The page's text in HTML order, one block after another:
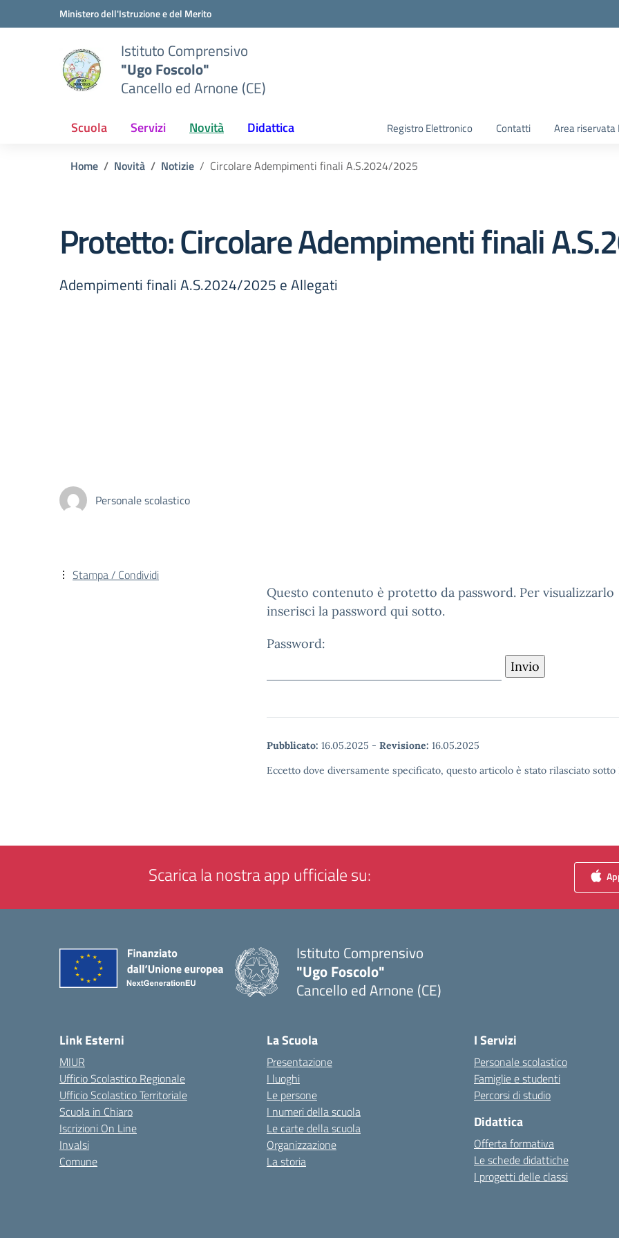
Vai ai contenuti
Vai al menu di navigazioneMinistero dell'Istruzione e del Merito
Istituto Comprensivo
"Ugo Foscolo"
Cancello ed Arnone (CE)
Scuola Servizi Novità Didattica Registro Elettronico Contatti Area riservata
Home Novità Notizie Circolare Adempimenti finali A.S.2024/2025
Protetto: Circolare Adempimenti finali
Adempimenti finali A.S.2024/2025 e Allegati
Personale scolastico
Questo contenuto è protetto da password. Per visualizzarlo
inserisci la password qui sotto.
Password:
Pubblicato: 16.05.2025 - Revisione: 16.05.2025
Eccetto dove diversamente specificato, questo articolo è stato rilasciato
Stampa / Condividi
Scarica la nostra app ufficiale su:
Istituto Comprensivo
"Ugo Foscolo"
Cancello ed Arnone (CE)
Link Esterni
MIUR
Ufficio Scolastico Regionale
Ufficio Scolastico Territoriale
Scuola in Chiaro
Iscrizioni On Line
Invalsi
Comune
La Scuola
Presentazione
I luoghi
Le persone
I numeri della scuola
Le carte della scuola
Organizzazione
La storia
I Servizi
Personale scolastico
Famiglie e studenti
Percorsi di studio
Didattica
Offerta formativa
Le schede didattiche
I progetti delle classi